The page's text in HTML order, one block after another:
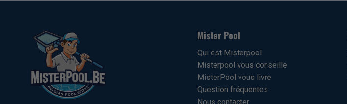
Mister Pool
Qui est Misterpool
Misterpool vous conseille
MisterPool vous livre
Question fréquentes
Nous contacter